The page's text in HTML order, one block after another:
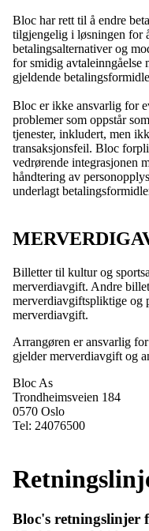
Bloc har rett til å endre
tilgjengelig i løsningen for
betalingsalternativer og
for smidig avtaleinngåelse
gjeldende
Bloc er ikke ansvarlig for
problemer som oppstår
tjenester, inkludert, men
transaksjonsfeil. Bloc
vedrørende integrasjonen
håndtering av
underlagt
Billetter til kultur og
merverdiavgift. Andre
merverdiavgiftspliktige og
merverdiavgift.
Arrangøren er ansvarlig
gjelder merverdiavgift og
Bloc As
Trondheimsveien 184
0570 Oslo
Tel: 24076500
Bloc's retningslinjer